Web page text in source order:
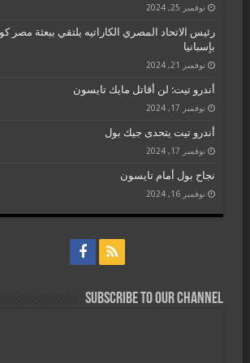
نوفمبر 25, 2024
رئيس الاتحاد المصري الكاراتيه يلتقي ببعثة مصر
بإسبانيا
نوفمبر 21, 2024
أندرو تيت: لن أقاتل مايك تايسون
نوفمبر 17, 2024
أندرو تيت يتحدى جيك بول
نوفمبر 17, 2024
نجاح بول أمام تايسون
نوفمبر 16, 2024
Subscribe to our Channel